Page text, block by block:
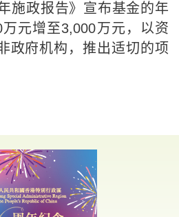
施政报告》宣布基金的年
元增至3,000万元，以资
政府机构，推出适切的项